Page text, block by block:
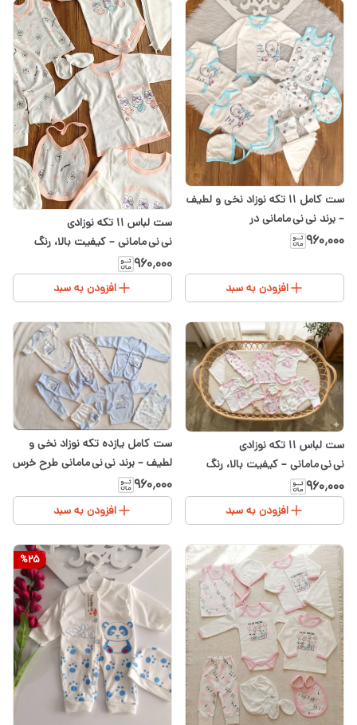
ست کامل ۱۱ تکه نوزاد نخی و لطیف
– برند نی نی مامانی در
سیسمونی شیدا
۹۶۰٬۰۰۰
افزودن به سبد
ست لباس ۱۱ تکه نوزادی
نی نی مامانی – کیفیت بالا، رنگ
گل‌بهی مناسب دختر
۹۶۰٬۰۰۰
افزودن به سبد
ست لباس ۱۱ تکه نوزادی
نی نی مامانی – کیفیت بالا، رنگ
صورتی مناسب دختر
۹۶۰٬۰۰۰
افزودن به سبد
ست کامل یازده تکه نوزاد نخی و
لطیف – برند نی نی مامانی طرح خرس
آبی در سیسمونی شیدا
۹۶۰٬۰۰۰
افزودن به سبد
%25